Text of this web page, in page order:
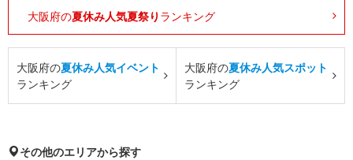
大阪府の夏休み人気夏祭り ランキング
大阪府の夏休み人気イベント
ランキング
大阪府の夏休み人気スポット
ランキング
その他のエリアから探す